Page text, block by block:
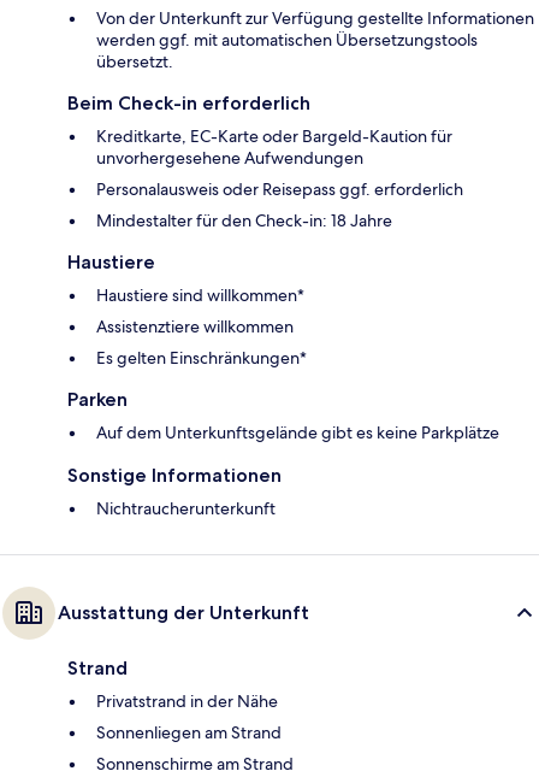
Von der Unterkunft zur Verfügung gestellte Informationen
werden ggf. mit automatischen Übersetzungstools
übersetzt.
Beim Check-in erforderlich
Kreditkarte, EC-Karte oder Bargeld-Kaution für
unvorhergesehene Aufwendungen
Personalausweis oder Reisepass ggf. erforderlich
Mindestalter für den Check-in: 18 Jahre
Haustiere
Haustiere sind willkommen*
Assistenztiere willkommen
Es gelten Einschränkungen*
Parken
Auf dem Unterkunftsgelände gibt es keine Parkplätze
Sonstige Informationen
Nichtraucherunterkunft
Ausstattung der Unterkunft
Strand
Privatstrand in der Nähe
Sonnenliegen am Strand
Sonnenschirme am Strand